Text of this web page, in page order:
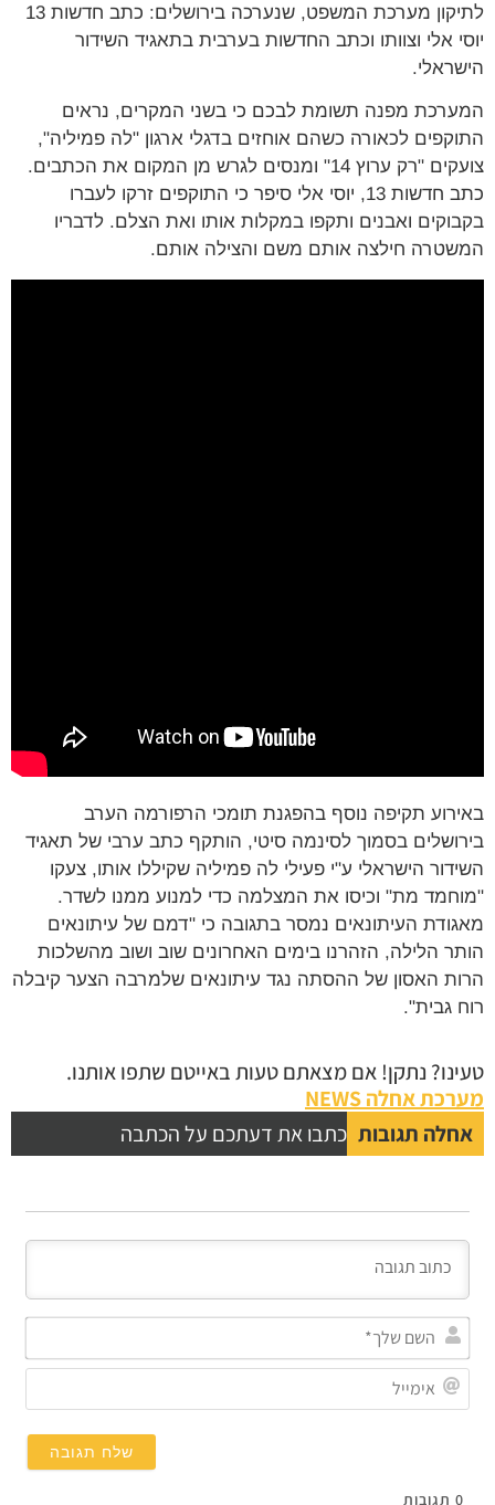
לתיקון מערכת המשפט, שנערכה בירושלים: כתב חדשות 13
יוסי אלי וצוותו וכתב החדשות בערבית בתאגיד השידור
הישראלי.
המערכת מפנה תשומת לבכם כי בשני המקרים, נראים
התוקפים לכאורה כשהם אוחזים בדגלי ארגון "לה פמיליה",
צועקים "רק ערוץ 14" ומנסים לגרש מן המקום את הכתבים.
כתב חדשות 13, יוסי אלי סיפר כי התוקפים זרקו לעברו
בקבוקים ואבנים ותקפו במקלות אותו ואת הצלם. לדבריו
המשטרה חילצה אותם משם והצילה אותם.
באירוע תקיפה נוסף בהפגנת תומכי הרפורמה הערב
בירושלים בסמוך לסינמה סיטי, הותקף כתב ערבי של תאגיד
השידור הישראלי ע"י פעילי לה פמיליה שקיללו אותו, צעקו
"מוחמד מת" וכיסו את המצלמה כדי למנוע ממנו לשדר.
מאגודת העיתונאים נמסר בתגובה כי "דמם של עיתונאים
הותר הלילה, הזהרנו בימים האחרונים שוב ושוב מהשלכות
הרות האסון של ההסתה נגד עיתונאים שלמרבה הצער קיבלה
רוח גבית".
טעינו? נתקן! אם מצאתם טעות באייטם שתפו אותנו.
מערכת אחלה NEWS
אחלה תגובות כתבו את דעתכם על הכתבה
0תגובות